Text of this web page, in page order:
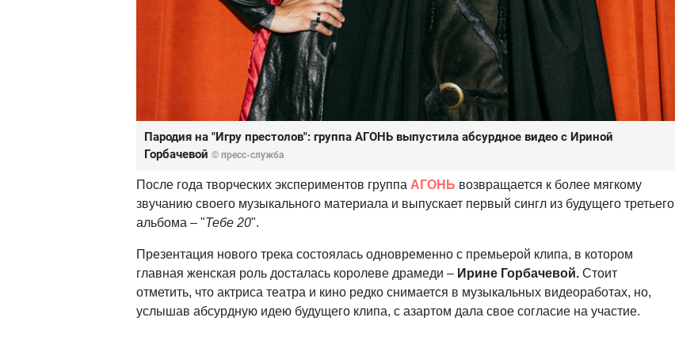
Пародия на "Игру престолов": группа АГОНЬ выпустила абсурдное видео с Ириной
Горбачевой © пресс-служба
После года творческих экспериментов группа АГОНЬ возвращается к более мягкому
звучанию своего музыкального материала и выпускает первый сингл из будущего третьего
альбома – "Тебе 20".
Презентация нового трека состоялась одновременно с премьерой клипа, в котором
главная женская роль досталась королеве драмеди – Ирине Горбачевой. Стоит
отметить, что актриса театра и кино редко снимается в музыкальных видеоработах, но,
услышав абсурдную идею будущего клипа, с азартом дала свое согласие на участие.